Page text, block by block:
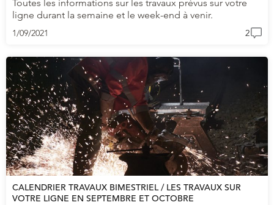
Toutes les informations sur les travaux prévus sur votre
ligne durant la semaine et le week-end à venir.
1/09/2021 2
CALENDRIER TRAVAUX BIMESTRIEL / LES TRAVAUX SUR
VOTRE LIGNE EN SEPTEMBRE ET OCTOBRE